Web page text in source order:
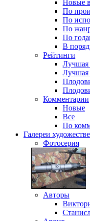
Новые
По
По
По
По
В
Рейтинги
Лучшая
Лучшая
Комментарии
Новые
Все
По
Галереи
Фотосерия
Авторы